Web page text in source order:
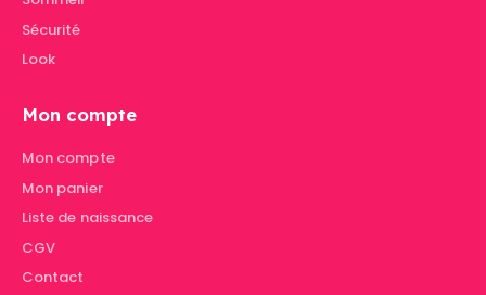
Sécurité
Look
Mon compte
Mon compte
Mon panier
Liste de naissance
CGV
Contact